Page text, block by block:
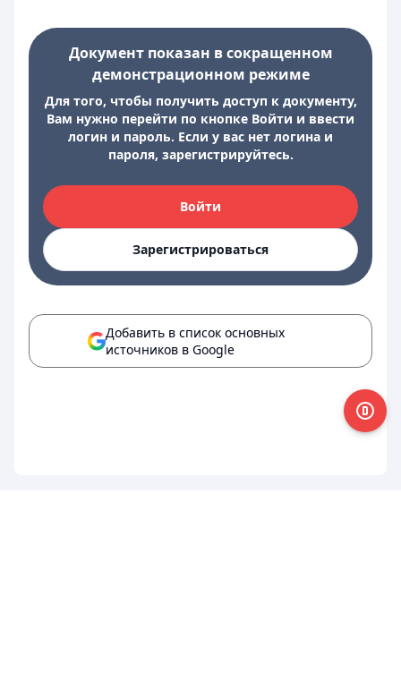
Документ показан в сокращенном
демонстрационном режиме
Для того, чтобы получить доступ к документу,
Вам нужно перейти по кнопке Войти и ввести
логин и пароль. Если у вас нет логина и
пароля, зарегистрируйтесь.
Войти
Зарегистрироваться
Добавить в список основных
источников в Google